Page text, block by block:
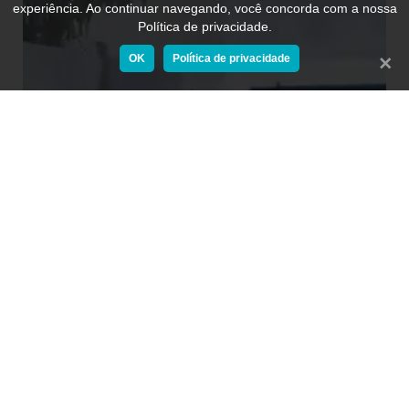
experiência. Ao continuar navegando, você concorda com a nossa
Política de privacidade.
OK Política de privacidade Fechar